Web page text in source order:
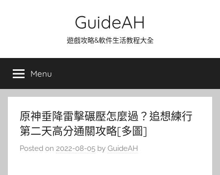
GuideAH
遊戲攻略&軟件生活教程大全
Menu
原神垂降雷擊碾壓怎麼過？追想練行
第二天高分通關攻略[多圖]
Posted on 2022-08-05 by GuideAH